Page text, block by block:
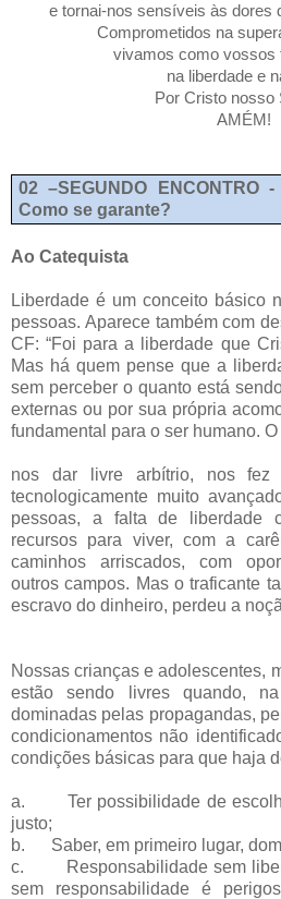
e tornai-nos sensíveis às dores
Comprometidos na
vivamos como vossos
na liberdade e
Por Cristo nosso
AMÉM!
02 –SEGUNDO
Como se garante?
Ao Catequista
Liberdade é um conceito básico
pessoas. Aparece também com
CF: “Foi para a liberdade que
Mas há quem pense que a
sem perceber o quanto está
externas ou por sua própria
fundamental para o ser humano.
nos dar livre arbítrio, nos fez
tecnologicamente muito
pessoas, a falta de liberdade
recursos para viver, com a
caminhos arriscados, com
outros campos. Mas o traficante
escravo do dinheiro, perdeu a
Nossas crianças e adolescentes,
estão sendo livres quando,
dominadas pelas propagandas,
condicionamentos não
condições básicas para que haja
a.
Ter possibilidade de
justo;
b.
Saber, em primeiro lugar,
c.
Responsabilidade sem
sem responsabilidade é